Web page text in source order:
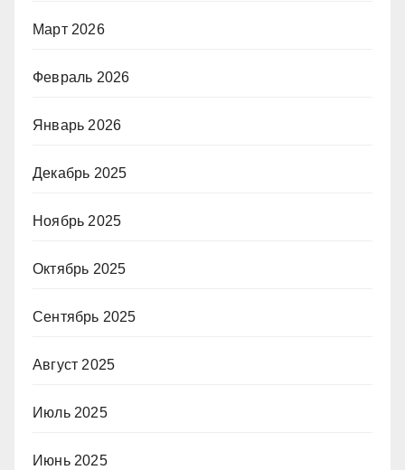
Март 2026
Февраль 2026
Январь 2026
Декабрь 2025
Ноябрь 2025
Октябрь 2025
Сентябрь 2025
Август 2025
Июль 2025
Июнь 2025